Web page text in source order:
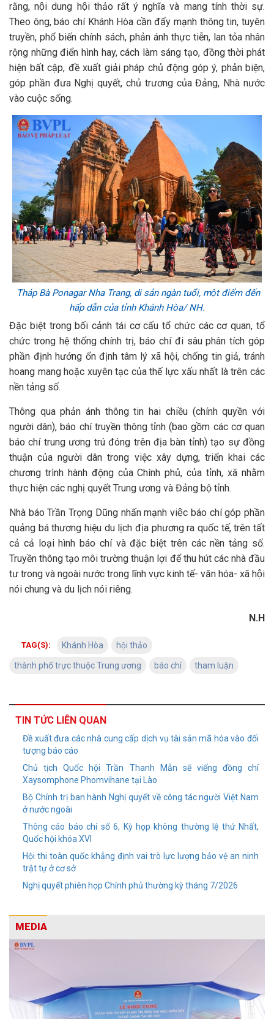
rằng, nội dung hội thảo rất ý nghĩa và mang tính thời sự.
Theo ông, báo chí Khánh Hòa cần đẩy mạnh thông tin, tuyên
truyền, phổ biến chính sách, phản ánh thực tiễn, lan tỏa nhân
rộng những điển hình hay, cách làm sáng tạo, đồng thời phát
hiện bất cập, đề xuất giải pháp chủ động góp ý, phản biện,
góp phần đưa Nghị quyết, chủ trương của Đảng, Nhà nước
vào cuộc sống.
Tháp Bà Ponagar Nha Trang, di sản ngàn tuổi, một điểm đến
hấp dẫn của tỉnh Khánh Hòa/ NH.
Đặc biệt trong bối cảnh tái cơ cấu tổ chức các cơ quan, tổ
chức trong hệ thống chính trị, báo chí đi sâu phân tích góp
phần định hướng ổn định tâm lý xã hội, chống tin giả, tránh
hoang mang hoặc xuyên tạc của thế lực xấu nhất là trên các
nền tảng số.
Thông qua phản ánh thông tin hai chiều (chính quyền với
người dân), báo chí truyền thông tỉnh (bao gồm các cơ quan
báo chí trung ương trú đóng trên địa bàn tỉnh) tạo sự đồng
thuận của người dân trong việc xây dựng, triển khai các
chương trình hành động của Chính phủ, của tỉnh, xã nhằm
thực hiện các nghị quyết Trung ương và Đảng bộ tỉnh.
Nhà báo Trần Trọng Dũng nhấn mạnh việc báo chí góp phần
quảng bá thương hiệu du lịch địa phương ra quốc tế, trên tất
cả cả loại hình báo chí và đặc biệt trên các nền tảng số.
Truyền thông tạo môi trường thuận lợi để thu hút các nhà đầu
tư trong và ngoài nước trong lĩnh vực kinh tế- văn hóa- xã hội
nói chung và du lịch nói riêng.
N.H
TAG(S): Khánh Hòa hội thảo
thành phố trực thuộc Trung ương báo chí tham luận
TIN TỨC LIÊN QUAN
Đề xuất đưa các nhà cung cấp dịch vụ tài sản mã hóa vào đối
tượng báo cáo
Chủ tịch Quốc hội Trần Thanh Mẫn sẽ viếng đồng chí
Xaysomphone Phomvihane tại Lào
Bộ Chính trị ban hành Nghị quyết về công tác người Việt Nam
ở nước ngoài
Thông cáo báo chí số 6, Kỳ họp không thường lệ thứ Nhất,
Quốc hội khóa XVI
Hội thi toàn quốc khẳng định vai trò lực lượng bảo vệ an ninh
trật tự ở cơ sở
Nghị quyết phiên họp Chính phủ thường kỳ tháng 7/2026
MEDIA